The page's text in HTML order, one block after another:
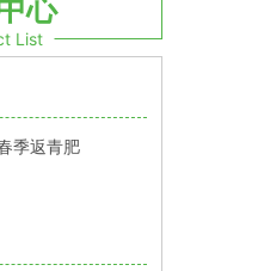
心
List
季返青肥